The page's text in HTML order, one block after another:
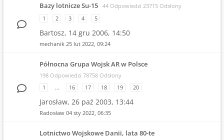
Bazy lotnicze Su-15 44 Odpowiedzi 23715 Odsłony
1
2 3 4 5
Bartosz, 14 gru 2006, 14:50
mechanik 25 lut 2022, 09:24
Północna Grupa Wojsk AR w Polsce
198 Odpowiedzi 78758 Odsłony
1
… 16 17 18 19 20
Jarosław, 26 paź 2003, 13:44
Radosław 04 sty 2022, 06:35
Lotnictwo Wojskowe Danii, lata 80-te